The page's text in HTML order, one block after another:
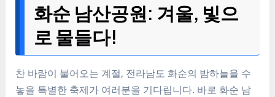
화순 남산공원: 겨울, 빛으
로 물들다!
찬 바람이 불어오는 계절, 전라남도 화순의 밤하늘을 수
놓을 특별한 축제가 여러분을 기다립니다. 바로 화순 남